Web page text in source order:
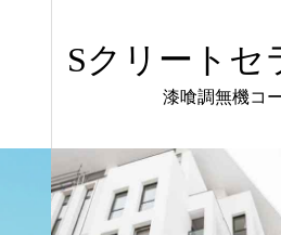
Sクリートセ
漆喰調無機コ